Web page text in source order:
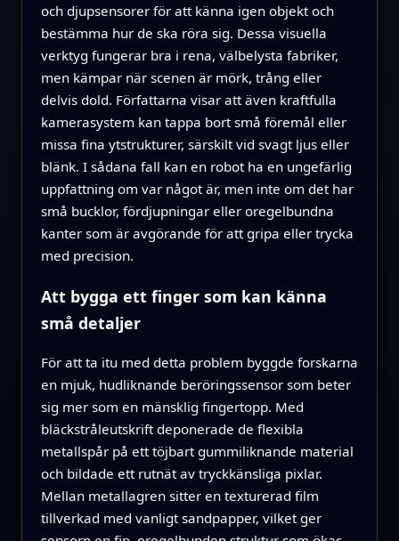
och djupsensorer för att känna igen objekt och
bestämma hur de ska röra sig. Dessa visuella
verktyg fungerar bra i rena, välbelysta fabriker,
men kämpar när scenen är mörk, trång eller
delvis dold. Författarna visar att även kraftfulla
kamerasystem kan tappa bort små föremål eller
missa fina ytstrukturer, särskilt vid svagt ljus eller
blänk. I sådana fall kan en robot ha en ungefärlig
uppfattning om var något är, men inte om det har
små bucklor, fördjupningar eller oregelbundna
kanter som är avgörande för att gripa eller trycka
med precision.
Att bygga ett finger som kan känna
små detaljer
För att ta itu med detta problem byggde forskarna
en mjuk, hudliknande beröringssensor som beter
sig mer som en mänsklig fingertopp. Med
bläckstråleutskrift deponerade de flexibla
metallspår på ett töjbart gummiliknande material
och bildade ett rutnät av tryckkänsliga pixlar.
Mellan metallagren sitter en texturerad film
tillverkad med vanligt sandpapper, vilket ger